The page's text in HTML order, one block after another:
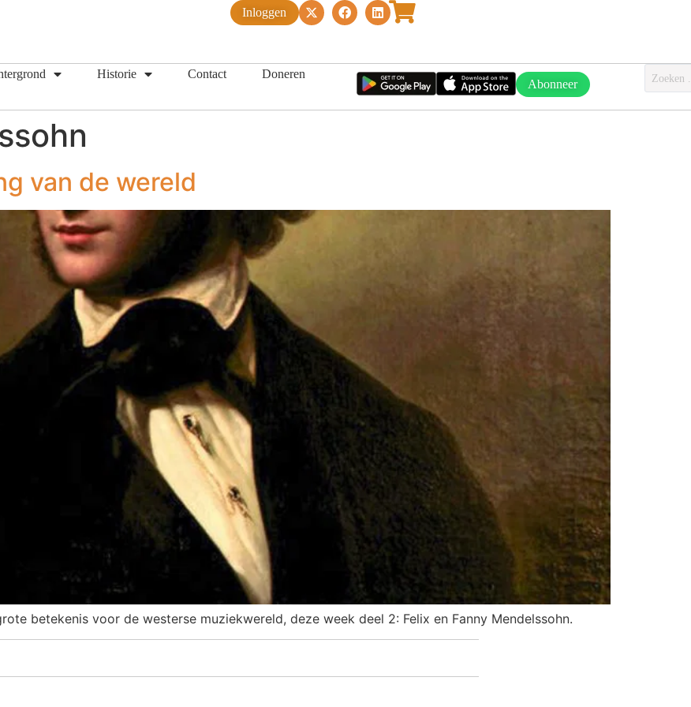
Inloggen
Historie Contact Doneren
Abonneer
van de wereld
betekenis voor de westerse muziekwereld, deze week deel 2: Felix en Fanny Mendelssohn.